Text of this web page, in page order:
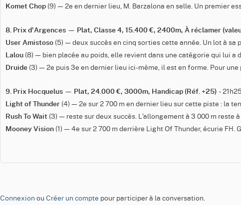
Komet Chop (9) — 2e en dernier lieu, M. Barzalona en selle. Un premier
8. Prix d'Argences — Plat, Classe 4, 15.400 €, 2400m, À réclamer
User Amistoso (5) — deux succès en cinq sorties cette année. Un lot à sa
Lalou (8) — bien placée au poids, elle revient dans une catégorie qui lui a
Druide (3) — 2e puis 3e en dernier lieu ici-même, il est en forme. Pour une
9. Prix Hocquelus — Plat, 24.000 €, 3000m, Handicap (Réf. +25) -
Light of Thunder (4) — 2e sur 2 700 m en dernier lieu sur cette piste : la
Rush To Wait (3) — reste sur deux succès. L'allongement à 3 000 m reste
Mooney Vision (1) — 4e sur 2 700 m derrière Light Of Thunder, écurie
Connexion ou Créer un compte pour participer à la conversation.